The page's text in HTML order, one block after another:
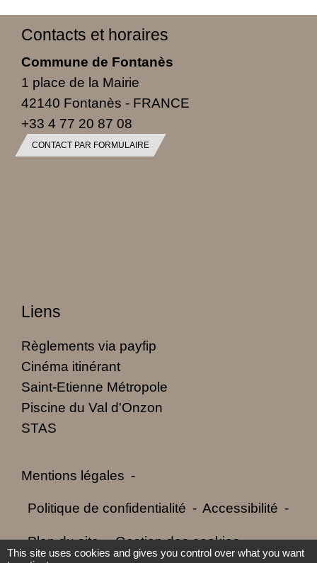
Contacts et horaires
Commune de Fontanès
1 place de la Mairie
42140 Fontanès - FRANCE
+33 4 77 20 87 08
CONTACT PAR FORMULAIRE
Liens
Règlements via payfip
Cinéma itinérant
Saint-Etienne Métropole
Piscine du Val d'Onzon
STAS
Mentions légales -
Politique de confidentialité - Accessibilité -
Plan du site - Gestion des cookies
This site uses cookies and gives you control over what you want